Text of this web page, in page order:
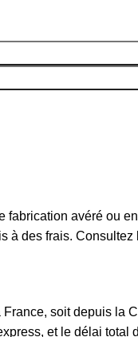
avéré ou
à des frais.
soit depuis la
et le délai total